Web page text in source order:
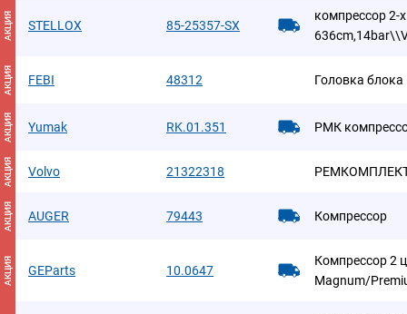
АКЦИЯ STELLOX 85-25357-SX
компрессор 2-
АКЦИЯ FEBI 48312 Головка
АКЦИЯ Yumak RK.01.351 РМК
АКЦИЯ Volvo 21322318
АКЦИЯ AUGER 79443 Компрессор
АКЦИЯ GEParts 10.0647
Компрессор 2
Magnum/